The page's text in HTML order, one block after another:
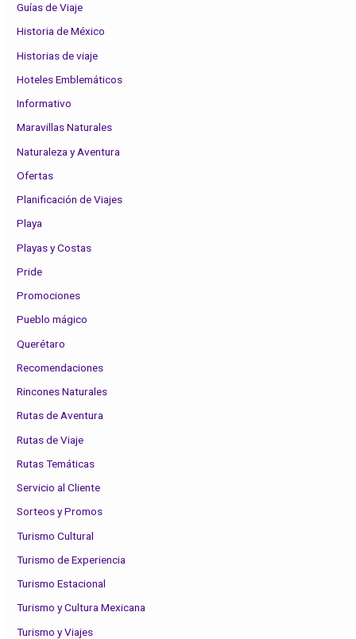
Guías de Viaje
Historia de México
Historias de viaje
Hoteles Emblemáticos
Informativo
Maravillas Naturales
Naturaleza y Aventura
Ofertas
Planificación de Viajes
Playa
Playas y Costas
Pride
Promociones
Pueblo mágico
Querétaro
Recomendaciones
Rincones Naturales
Rutas de Aventura
Rutas de Viaje
Rutas Temáticas
Servicio al Cliente
Sorteos y Promos
Turismo Cultural
Turismo de Experiencia
Turismo Estacional
Turismo y Cultura Mexicana
Turismo y Viajes